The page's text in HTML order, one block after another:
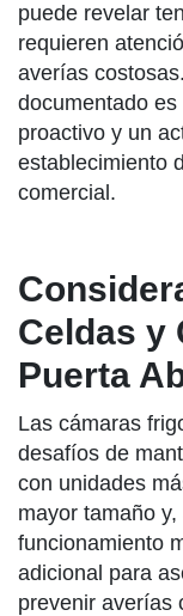
puede revelar
requieren
averías
documentado
proactivo y un
establecimiento
comercial.
Celdas y
Puerta
Las cámaras
desafíos de
con unidades
mayor tamaño
funcionamiento
adicional para
prevenir averías